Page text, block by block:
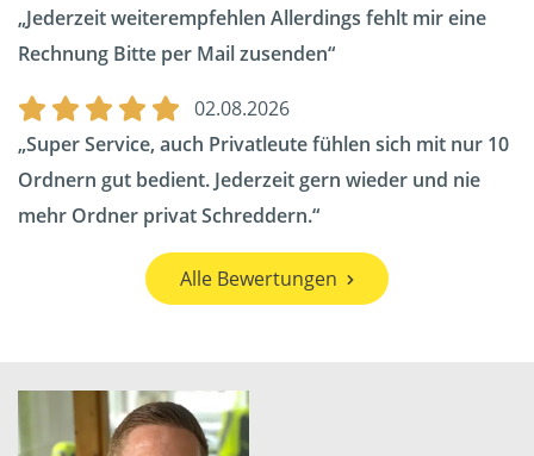
Jederzeit weiterempfehlen Allerdings fehlt mir eine
Rechnung Bitte per Mail zusenden
02.08.2026
Super Service, auch Privatleute fühlen sich mit nur 10
Ordnern gut bedient. Jederzeit gern wieder und nie
mehr Ordner privat Schreddern.
Alle Bewertungen